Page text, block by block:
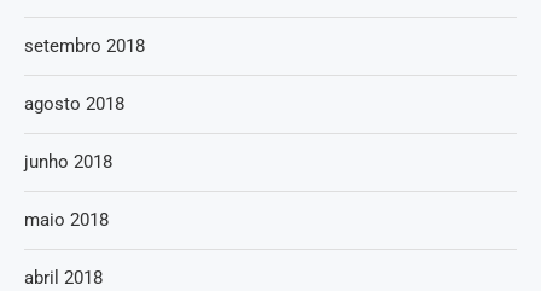
setembro 2018
agosto 2018
junho 2018
maio 2018
abril 2018